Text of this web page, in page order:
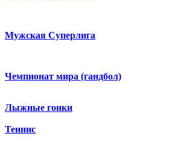
Мужская Суперлига
Чемпионат мира (гандбол)
Лыжные гонки
Теннис